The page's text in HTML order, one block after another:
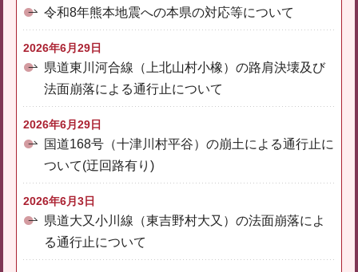
令和8年熊本地震への本県の対応等について
2026年6月29日
県道東川河合線（上北山村小橡）の路肩決壊及び
法面崩落による通行止について
2026年6月29日
国道168号（十津川村平谷）の崩土による通行止に
ついて(迂回路有り)
2026年6月3日
県道大又小川線（東吉野村大又）の法面崩落によ
る通行止について